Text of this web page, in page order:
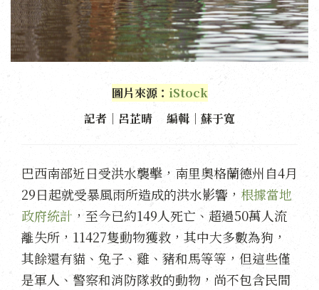
圖片來源： iStock
記者｜呂芷晴 編輯｜蘇于寬
巴西南部近日受洪水襲擊，南里奧格蘭德州自4月
29日起就受暴風雨所造成的洪水影響， 根據當地
政府統計 ，至今已約149人死亡、超過50萬人流
離失所，11427隻動物獲救，其中大多數為狗，
其餘還有貓、兔子、雞、豬和馬等等，但這些僅
是軍人、警察和消防隊救的動物，尚不包含民間